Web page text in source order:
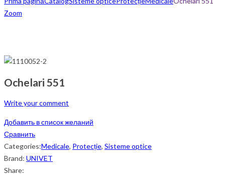
Zoom
Ochelari 551
Write your comment
Добавить в список желаний
Сравнить
Categories:Medicale, Protecție, Sisteme optice
Brand: UNIVET
Share: